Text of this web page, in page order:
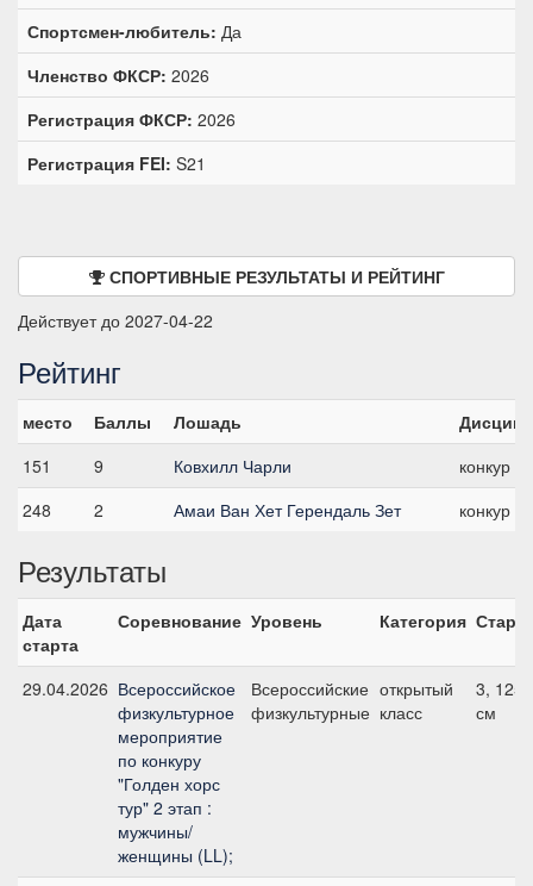
Спортсмен-любитель: Да
Членство ФКСР: 2026
Регистрация ФКСР: 2026
Регистрация FEI: S21
СПОРТИВНЫЕ РЕЗУЛЬТАТЫ И РЕЙТИНГ
Действует до 2027-04-22
Рейтинг
место Баллы Лошадь
151
9 Ковхилл Чарли
конкур
248
2 Амаи Ван Хет Герендаль Зет конкур
Результаты
Дата
старта
Соревнование Уровень Категория Старт
29.04.2026 Всероссийское
физкультурное
мероприятие
по конкуру
"Голден хорс
тур" 2 этап :
мужчины/
женщины (LL);
Всероссийские
физкультурные
открытый
класс
3, 125
см